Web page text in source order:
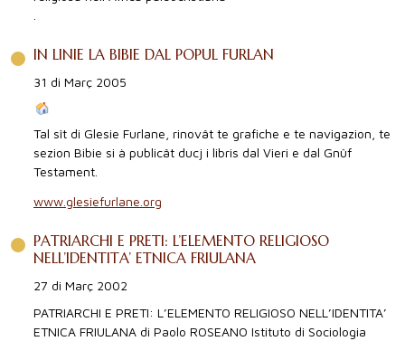
IN LINIE LA BIBIE DAL POPUL FURLAN
31 di Març 2005
Tal sît di Glesie Furlane, rinovât te grafiche e te navigazion, te
sezion Bibie si à publicât ducj i libris dal Vieri e dal Gnûf
Testament.
www.glesiefurlane.org
PATRIARCHI E PRETI: L’ELEMENTO RELIGIOSO
NELL’IDENTITA’ ETNICA FRIULANA
27 di Març 2002
PATRIARCHI E PRETI: L’ELEMENTO RELIGIOSO NELL’IDENTITA’
ETNICA FRIULANA di Paolo ROSEANO Istituto di Sociologia